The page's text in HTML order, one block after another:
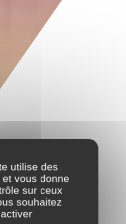
utilise des
vous donne
sur ceux
souhaitez
activer